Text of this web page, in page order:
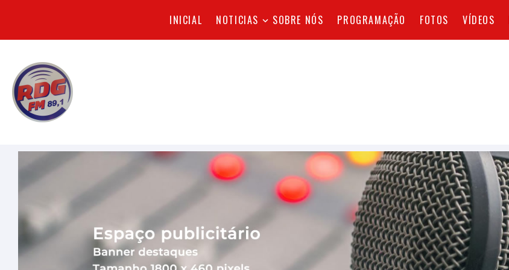
INICIAL NOTICIAS SOBRE NÓS PROGRAMAÇÃO FOTOS VÍDEOS